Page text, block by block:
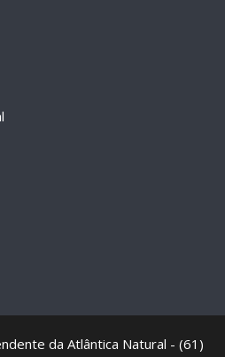
da Atlântica Natural - (61)